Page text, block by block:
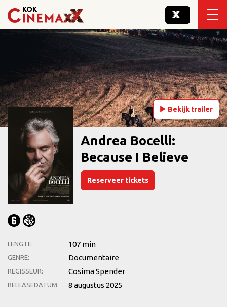
Bekijk trailer
Andrea Bocelli:
Because I Believe
Reserveer tickets
LENGTE: 107 min
GENRE: Documentaire
REGISSEUR: Cosima Spender
RELEASEDATUM: 8 augustus 2025